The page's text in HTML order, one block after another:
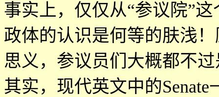
事实上，仅仅从“参议院”这
政体的认识是何等的肤浅
思义，参议员们大概都不
其实，现代英文中的Senate